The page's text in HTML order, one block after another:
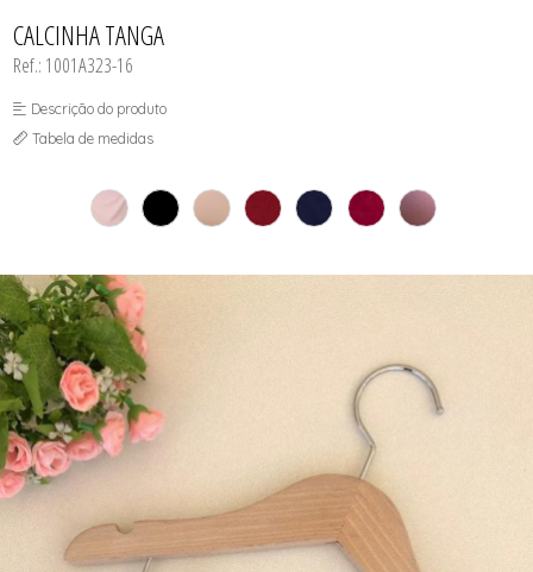
CALCINHA TANGA
Ref.: 1001A323-16
Descrição do produto
Tabela de medidas